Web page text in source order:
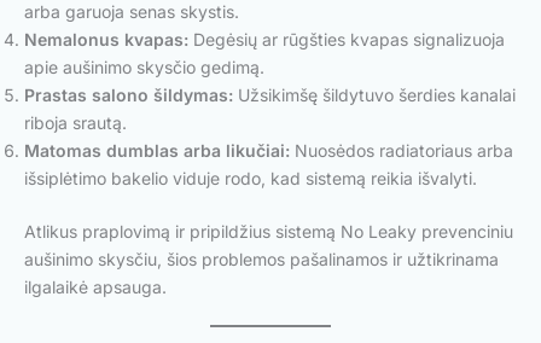
arba garuoja senas skystis.
Nemalonus kvapas: Degėsių ar rūgšties kvapas signalizuoja
apie aušinimo skysčio gedimą.
Prastas salono šildymas: Užsikimšę šildytuvo šerdies kanalai
riboja srautą.
Matomas dumblas arba likučiai: Nuosėdos radiatoriaus arba
išsiplėtimo bakelio viduje rodo, kad sistemą reikia išvalyti.
Atlikus praplovimą ir pripildžius sistemą No Leaky prevenciniu
aušinimo skysčiu, šios problemos pašalinamos ir užtikrinama
ilgalaikė apsauga.